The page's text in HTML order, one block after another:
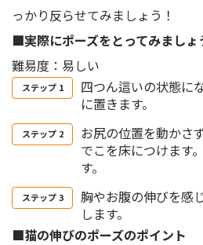
っかり反らせてみましょう！
■実際にポーズをとってみましょ
難易度：易しい
四つん這いの状態に
に置きます。
お尻の位置を動かさ
でこを床につけます
す。
胸やお腹の伸びを感
します。
■猫の伸びのポーズのポイント